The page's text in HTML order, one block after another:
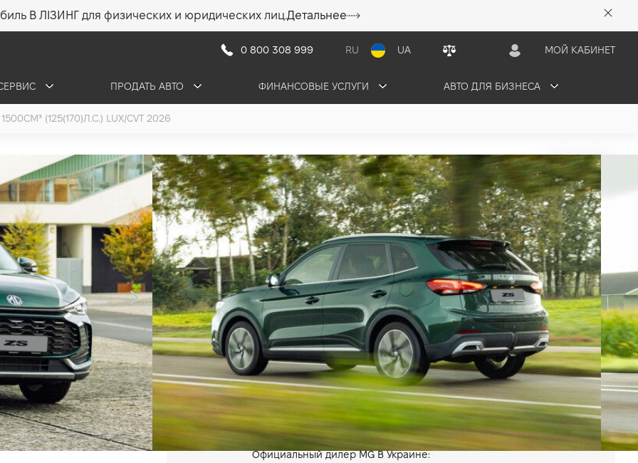
В ЛІЗИНГ для физических и юридических лиц.Детальнее
0 800 308 999 RU UA МОЙ КАБИНЕТ
ПРОДАТЬ АВТО ФИНАНСОВЫЕ УСЛУГИ АВТО ДЛЯ БИЗНЕСА
1500СМ³ (125(170)Л.С.) LUX/CVT 2026
MG ZS LUX/CVT
1.5 (125(170) л.с.) 2026
1 100 391 грн
993 578 грн•14 214 грн/мес 3 авто в наличии
ПОЛУЧИТЬ КОНСУЛЬТАЦИЮ ОБМЕНЯТЬ СВОЕ АВТО
Бензин, 1.5 л Вариатор Передний Мощность 125(170) л.с.
Показать все особенности
Официальный дилер MG В Украине: